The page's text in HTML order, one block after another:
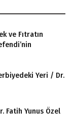
ve Fıtratın
Yeri / Dr.
Fatih Yunus Özel